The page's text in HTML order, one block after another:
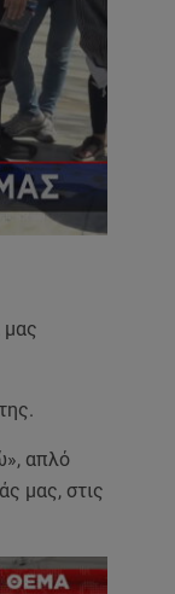
μας
απλό
μας, στις